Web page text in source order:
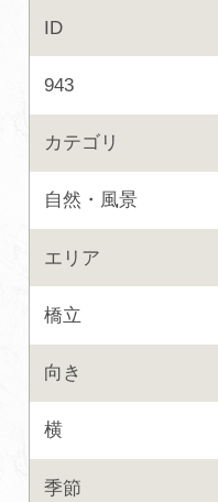
加賀に泊まって！
ご当地グルメ
加賀 旅先納税
FAQ
パンフレットダウン
ID
943
カテゴリ
自然・風景
エリア
橋立
向き
横
季節